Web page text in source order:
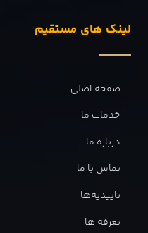
لینک های مستقیم
صفحه اصلی
خدمات ما
درباره ما
تماس با ما
تاییدیه‌ها
تعرفه ها